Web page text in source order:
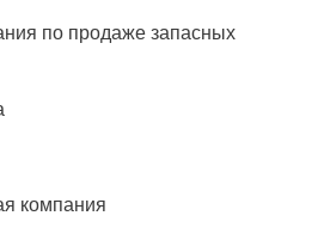
по продаже запасных
компания